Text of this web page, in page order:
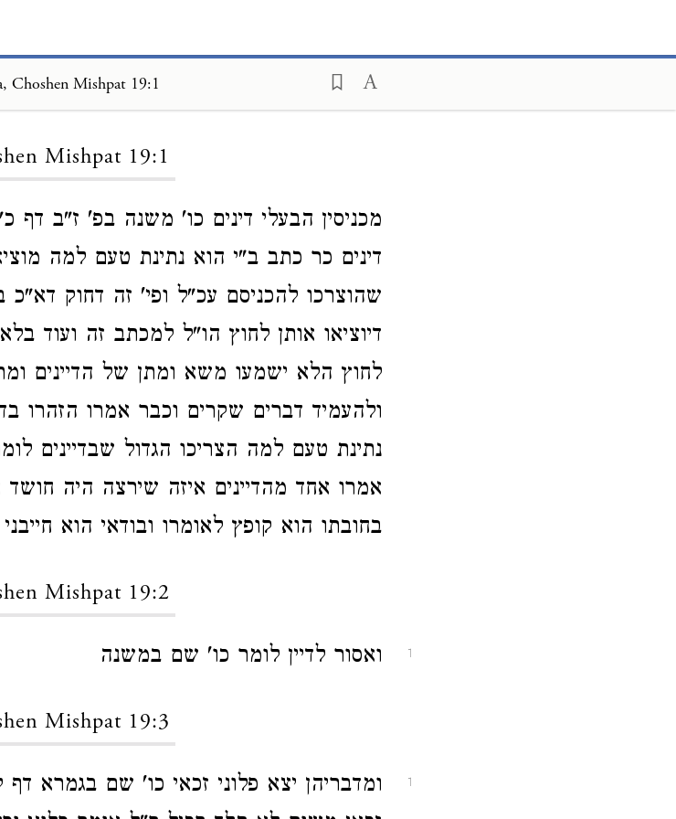
Choshen Mishpat 19:1
Mishpat 19:1
מכניסין הבעלי דינים כו' משנה בפ' ז"ב
דינים כר כתב ב"י הוא נתינת טעם למה
שהוצרכו להכניסם עכ"ל ופי' זה דחוק
דיוציאו אותן לחוץ הו"ל למכתב זה ועוד
לחוץ הלא ישמעו משא ומתן של הדיינים
ולהעמיד דברים שקרים וכבר אמרו הזהרו
נתינת טעם למה הצריכו הגדול שבדיינים
אמרו אחד מהדיינים איזה שירצה היה
בחובתו הוא קופץ לאומרו ובודאי הוא
Mishpat 19:2
1 ואסור לדיין לומר כו' שם במשנה
Mishpat 19:3
1
ומדבריהן יצא פלוני זכאי כו' שם בגמרא